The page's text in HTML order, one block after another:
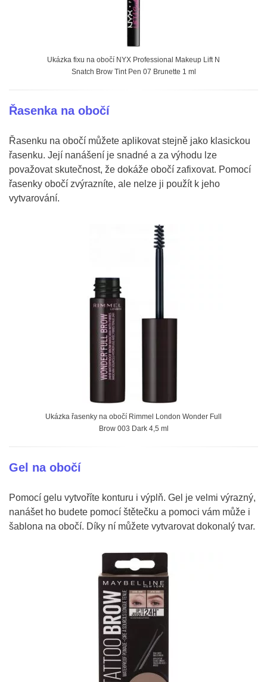
Ukázka fixu na obočí NYX Professional Makeup Lift N
Snatch Brow Tint Pen 07 Brunette 1 ml
Řasenka na obočí
Řasenku na obočí můžete aplikovat stejně jako klasickou
řasenku. Její nanášení je snadné a za výhodu lze
považovat skutečnost, že dokáže obočí zafixovat. Pomocí
řasenky obočí zvýrazníte, ale nelze ji použít k jeho
vytvarování.
Ukázka řasenky na obočí Rimmel London Wonder Full
Brow 003 Dark 4,5 ml
Gel na obočí
Pomocí gelu vytvoříte konturu i výplň. Gel je velmi výrazný,
nanášet ho budete pomocí štětečku a pomoci vám může i
šablona na obočí. Díky ní můžete vytvarovat dokonalý tvar.